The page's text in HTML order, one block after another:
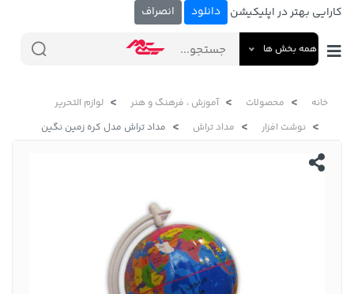
کارایی بهتر در اپلیکیشن دانلود انصراف
همه بخش ها
خانه محصولات آموزش ، فرهنگ و هنر
لوازم التحریر
نوشت افزار
مداد تراش مداد تراش مدل کره زمین نگین